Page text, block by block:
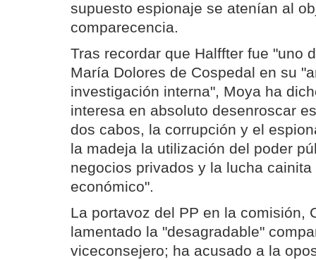
supuesto espionaje se atenían al
comparecencia.
Tras recordar que Halffter fue "uno
María Dolores de Cospedal en su
investigación interna", Moya ha
interesa en absoluto desenroscar
dos cabos, la corrupción y el
la madeja la utilización del poder
negocios privados y la lucha
económico".
La portavoz del PP en la comisión,
lamentado la "desagradable"
viceconsejero; ha acusado a la